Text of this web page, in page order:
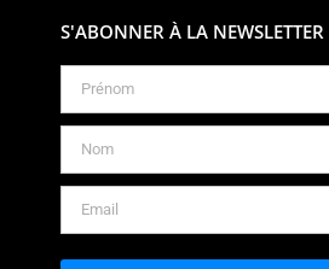
S'ABONNER À LA NEWSLETTER